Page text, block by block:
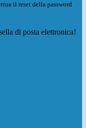
il reset della password
di posta elettronica!